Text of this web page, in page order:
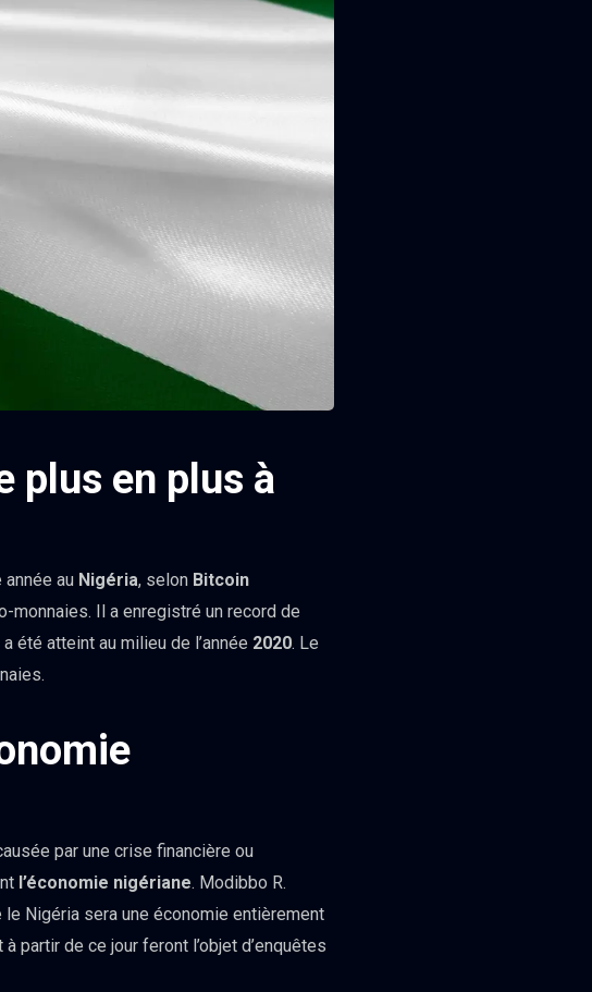
plus en plus à
au Nigéria, selon Bitcoin
monnaies. Il a enregistré un record de
été atteint au milieu de l’année 2020. Le
par une crise financière ou
l’économie nigériane. Modibbo R.
le Nigéria sera une économie entièrement
partir de ce jour feront l’objet d’enquêtes